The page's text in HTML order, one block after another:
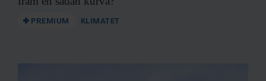
PREMIUM KLIMATET